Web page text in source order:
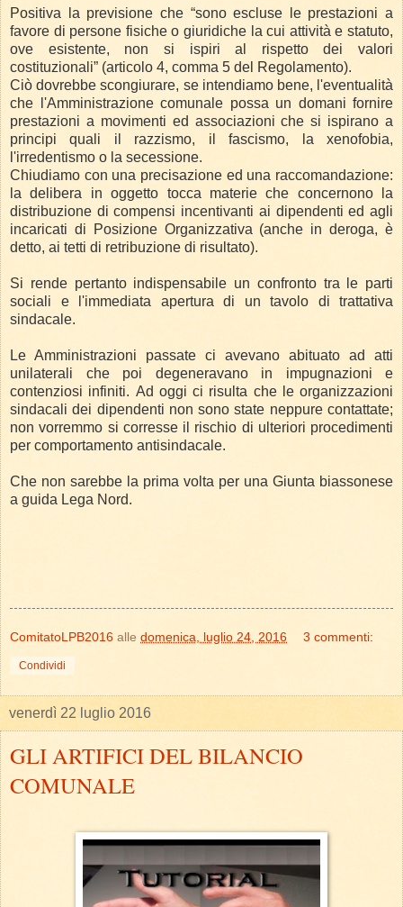
Positiva la previsione che “sono escluse le prestazioni a
favore di persone fisiche o giuridiche la cui attività e statuto,
ove esistente, non si ispiri al rispetto dei valori
costituzionali” (articolo 4, comma 5 del Regolamento).
Ciò dovrebbe scongiurare, se intendiamo bene, l'eventualità
che l'Amministrazione comunale possa un domani fornire
prestazioni a movimenti ed associazioni che si ispirano a
principi quali il razzismo, il fascismo, la xenofobia,
l'irredentismo o la secessione.
Chiudiamo con una precisazione ed una raccomandazione:
la delibera in oggetto tocca materie che concernono la
distribuzione di compensi incentivanti ai dipendenti ed agli
incaricati di Posizione Organizzativa (anche in deroga, è
detto, ai tetti di retribuzione di risultato).
Si rende pertanto indispensabile un confronto tra le parti
sociali e l'immediata apertura di un tavolo di trattativa
sindacale.
Le Amministrazioni passate ci avevano abituato ad atti
unilaterali che poi degeneravano in impugnazioni e
contenziosi infiniti. Ad oggi ci risulta che le organizzazioni
sindacali dei dipendenti non sono state neppure contattate;
non vorremmo si corresse il rischio di ulteriori procedimenti
per comportamento antisindacale.
Che non sarebbe la prima volta per una Giunta biassonese
a guida Lega Nord.
ComitatoLPB2016 alle domenica, luglio 24, 2016 3 commenti:
Condividi
venerdì 22 luglio 2016
GLI ARTIFICI DEL BILANCIO
COMUNALE